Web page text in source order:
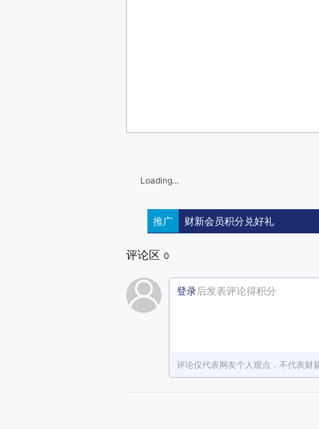
Loading...
推广 财新会员积分兑好礼
评论区 0
登录后发表评论得积分
评论仅代表网友个人观点，不代表财